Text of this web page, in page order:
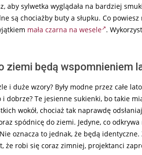
sylwetka wyglądała na bardziej
są chociażby buty a słupku. Co powiesz
mała czarna na wesele .
ziemi będą wspomnieniem
i duże wzory? Były modne przez całe
Te jesienne sukienki, bo takie
wokół, chociaż tak naprawdę
spódnicę do ziemi. Jedyne, co
oznacza to jednak, że będą
że robi się coraz zimniej, projektanci